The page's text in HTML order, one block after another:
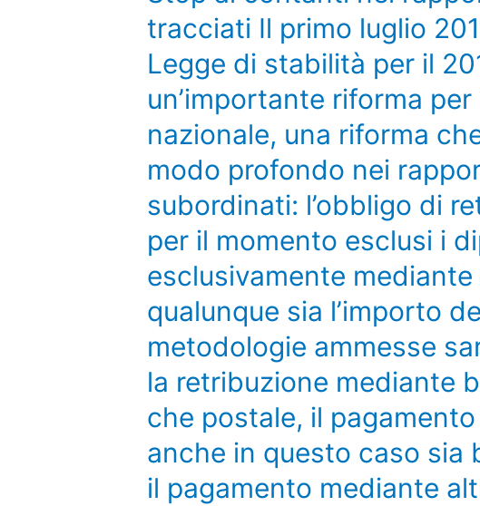
tracciati Il primo luglio
Legge di stabilità per il
un’importante riforma
nazionale, una riforma
modo profondo nei
subordinati: l’obbligo di
per il momento esclusi i
esclusivamente
qualunque sia l’importo
metodologie ammesse
la retribuzione mediante
che postale, il
anche in questo caso sia
il pagamento mediante